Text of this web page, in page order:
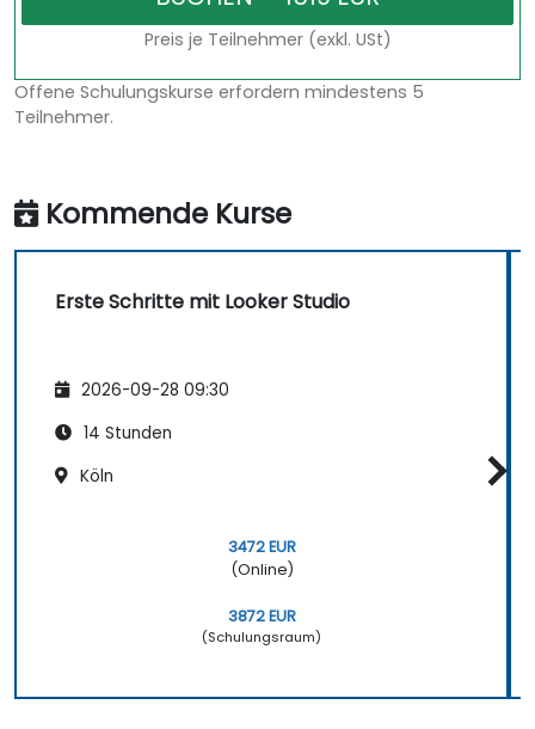
Preis je Teilnehmer (exkl. USt)
Offene Schulungskurse erfordern mindestens 5
Teilnehmer.
Kommende Kurse
Erste Schritte mit Looker Studio
2026-09-28 09:30
14 Stunden
Köln
3472 EUR
(Online)
3872 EUR
(Schulungsraum)